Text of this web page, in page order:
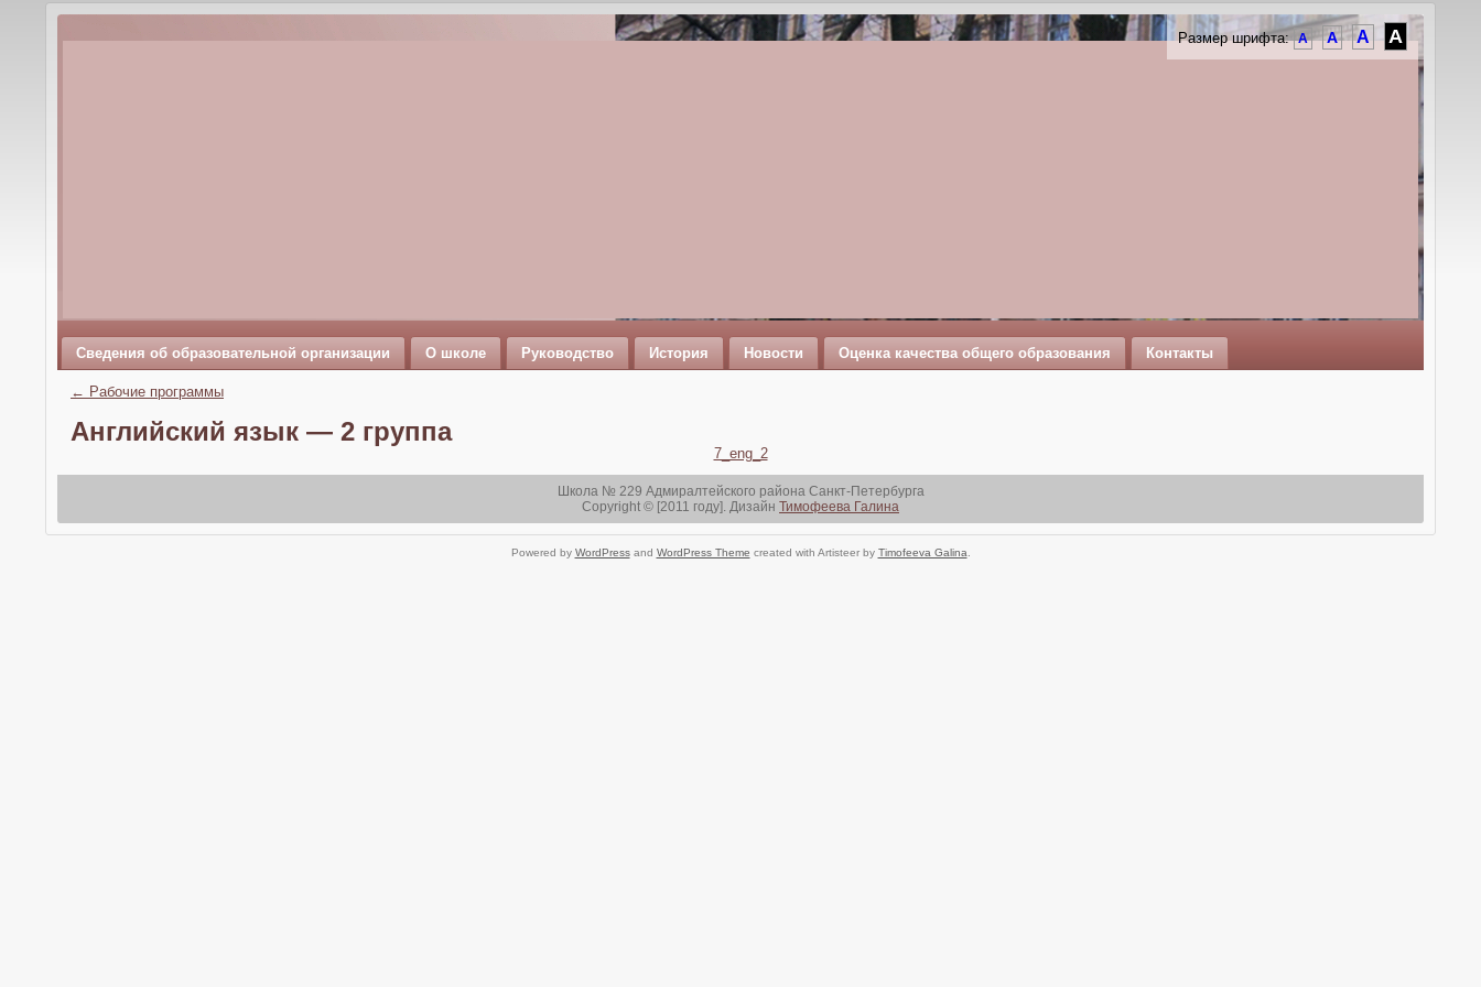
Размер шрифта: A A A A
Сведения об образовательной организации О школе Руководство История Новости Оценка качества общего образования Контакты
← Рабочие программы
Английский язык — 2 группа
7_eng_2
Школа № 229 Адмиралтейского района Санкт-Петербурга
Copyright © [2011 году]. Дизайн Тимофеева Галина
Powered by WordPressand WordPress Theme created with Artisteer by Timofeeva Galina